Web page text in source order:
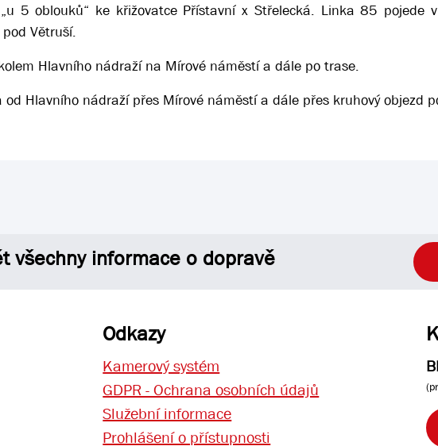
5 oblouků“ ke křižovatce Přístavní x Střelecká. Linka 85 pojede
Větruší.
Hlavního nádraží na Mírové náměstí a dále po trase.
Hlavního nádraží přes Mírové náměstí a dále přes kruhový objezd
všechny informace o dopravě
Odkazy
Kamerový systém
GDPR - Ochrana osobních údajů
Služební informace
Prohlášení o přístupnosti